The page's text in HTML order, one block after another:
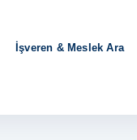
İşveren & Meslek Ara